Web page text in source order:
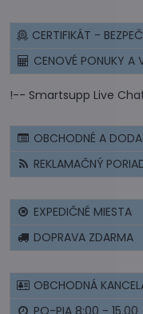
CERTIFIKÁT -
CENOVÉ PONUKY A
!-- Smartsupp Live
OBCHODNÉ A
REKLAMAČNÝ
EXPEDIČNÉ MIESTA
DOPRAVA ZDARMA
OBCHODNÁ
PO-PIA 8:00 - 15.00